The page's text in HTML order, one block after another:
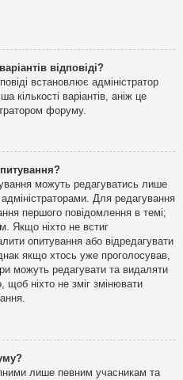
відповіді?
встановлює адміністратор
варіантів, аніж це
форуму.
можуть редагуватись лише
Для редагування
першого повідомлення в темі;
Якщо ніхто не встиг
опитування або відредагувати
якщо хтось уже проголосував,
можуть редагувати та видаляти
ніхто не зміг змінювати
лише певним учасникам та